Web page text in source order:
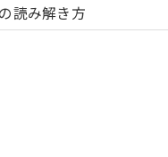
土地
読み解き方